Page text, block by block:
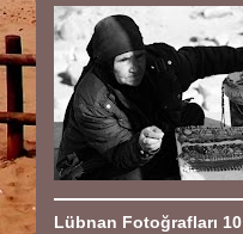
Lübnan Fotoğrafları 10